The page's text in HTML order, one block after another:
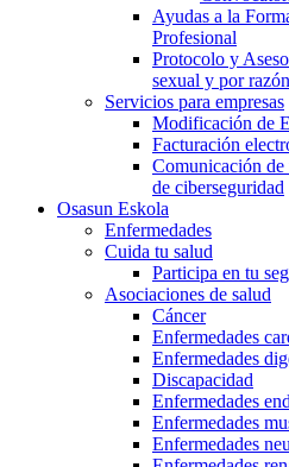
Ayudas a la
Profesional
Protocolo y
sexual y por
Servicios para empresas
Modificación de
Facturación
Comunicación de
de ciberseguridad
Osasun Eskola
Enfermedades
Cuida tu salud
Participa en tu
Asociaciones de salud
Cáncer
Enfermedades
Enfermedades
Discapacidad
Enfermedades
Enfermedades
Enfermedades